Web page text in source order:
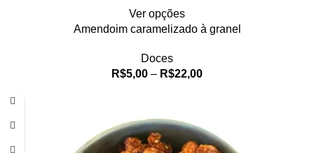
Ver opções
Amendoim caramelizado à granel
Doces
R$5,00 – R$22,00